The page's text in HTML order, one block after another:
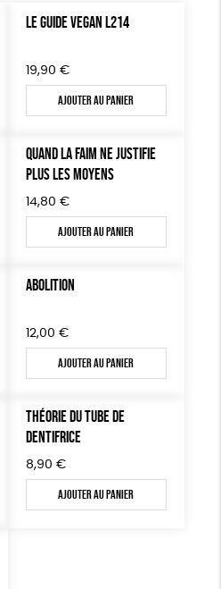
LE GUIDE VEGAN L214
19,90 €
Ajouter au panier
QUAND LA FAIM NE JUSTIFIE
PLUS LES MOYENS
14,80 €
Ajouter au panier
ABOLITION
12,00 €
Ajouter au panier
THÉORIE DU TUBE DE
DENTIFRICE
8,90 €
Ajouter au panier